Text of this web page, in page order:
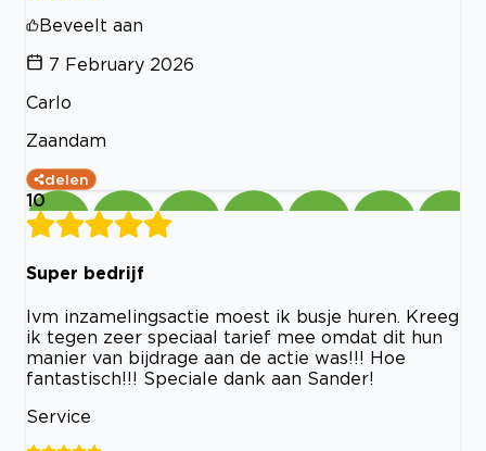
Beveelt aan
7 February 2026
Carlo
Zaandam
delen
10
Super bedrijf
Ivm inzamelingsactie moest ik busje huren. Kreeg
ik tegen zeer speciaal tarief mee omdat dit hun
manier van bijdrage aan de actie was!!! Hoe
fantastisch!!! Speciale dank aan Sander!
Service